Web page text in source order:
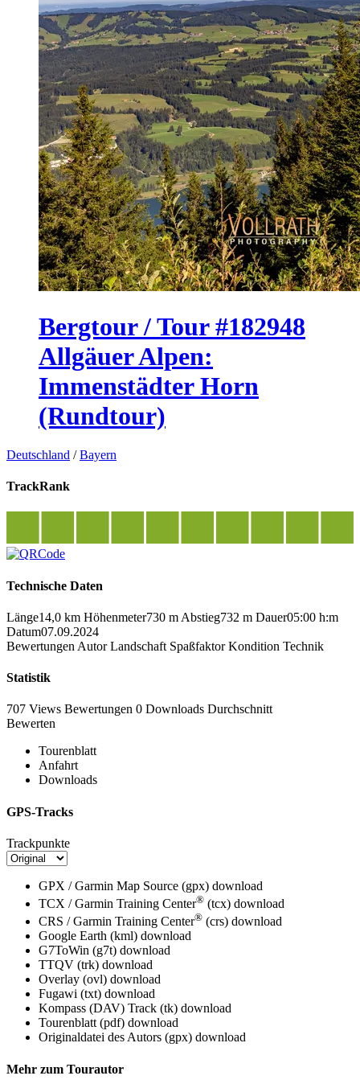
Bergtour / Tour #182948
Allgäuer Alpen:
Immenstädter Horn
(Rundtour)
Deutschland /Bayern
TrackRank
Technische Daten
Länge14,0 km Höhenmeter730 m Abstieg732 m Dauer05:00 h:m
Datum07.09.2024
Bewertungen Autor Landschaft Spaßfaktor Kondition Technik
Statistik
707 Views Bewertungen 0 Downloads Durchschnitt
Bewerten
Tourenblatt
Anfahrt
Downloads
GPS-Tracks
Trackpunkte
GPX / Garmin Map Source (gpx) download
TCX / Garmin Training Center® (tcx) download
CRS / Garmin Training Center® (crs) download
Google Earth (kml) download
G7ToWin (g7t) download
TTQV (trk) download
Overlay (ovl) download
Fugawi (txt) download
Kompass (DAV) Track (tk) download
Tourenblatt (pdf) download
Originaldatei des Autors (gpx) download
Mehr zum Tourautor